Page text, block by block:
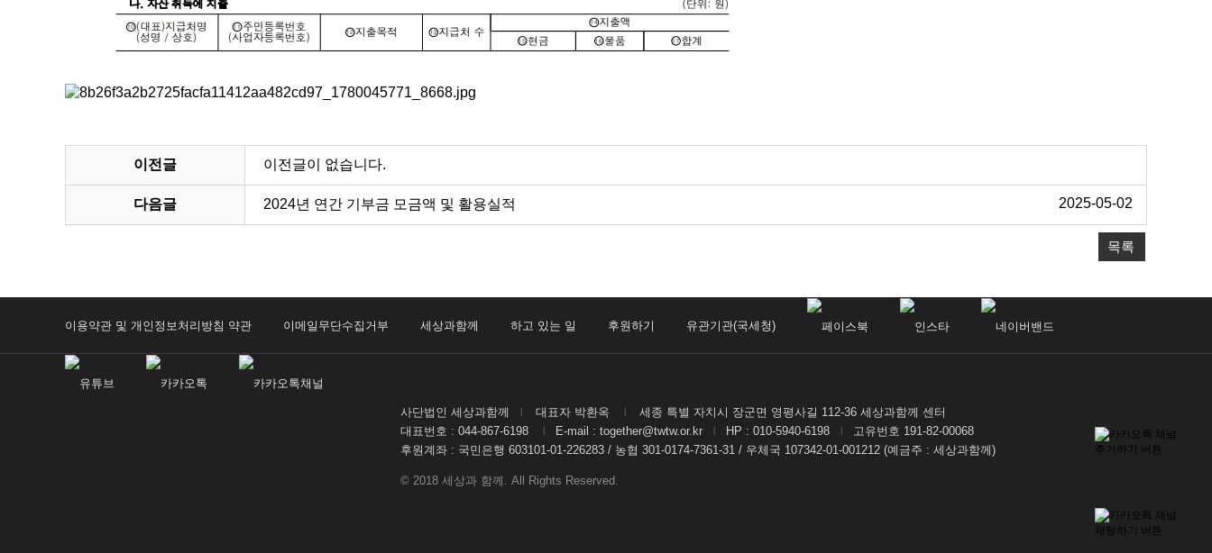
이전글 이전글이 없습니다.
다음글 2024년 연간 기부금 모금액 및 활용실적 2025-05-02
목록
이용약관 및 개인정보처리방침 약관 이메일무단수집거부 세상과함께 하고 있는 일 후원하기 유관기관(국세청)
사단법인 세상과함께 대표자 박환옥
세종 특별 자치시 장군면 영평사길 112-36 세상과함께 센터
대표번호 : 044-867-6198
E-mail : together@twtw.or.kr HP : 010-5940-6198
고유번호 191-82-00068
후원계좌 : 국민은행 603101-01-226283 / 농협 301-0174-7361-31 / 우체국 107342-01-001212 (예금주 : 세상과함께)
© 2018 세상과 함께. All Rights Reserved.